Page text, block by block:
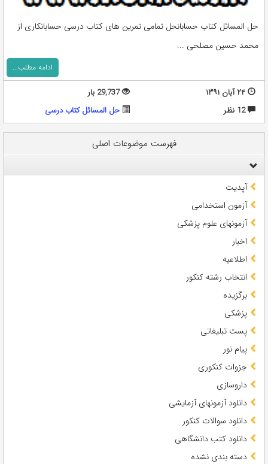
حل المسائل کتاب حسابانحل تمامی تمرین های کتاب درسی حسابانکاری از
محمد حسین مصلحی ...
ادامه مطلب...
۲۴ آبان ۱۳۹۱
29,737 بار
12 نظر
حل المسائل کتاب درسی
فهرست موضوعات اصلی
آپدیت
آزمون استخدامی
آزمونهای علوم پزشکی
اخبار
اطلاعیه
انتخاب رشته کنکور
برگزیده
پزشکی
پست تبلیغاتی
پیام نور
جزوات کنکوری
داروسازی
دانلود آزمونهای آزمایشی
دانلود سوالات کنکور
دانلود کتب دانشگاهی
دسته بندی نشده